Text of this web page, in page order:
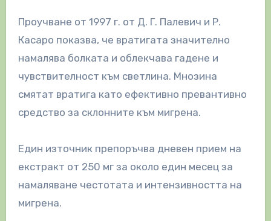
Проучване от 1997 г. от Д. Г. Палевич и Р.
Касаро показва, че вратигата значително
намалява болката и облекчава гадене и
чувствителност към светлина. Мнозина
смятат вратига като ефективно превантивно
средство за склонните към мигрена.
Един източник препоръчва дневен прием на
екстракт от 250 мг за около един месец за
намаляване честотата и интензивността на
мигрена.